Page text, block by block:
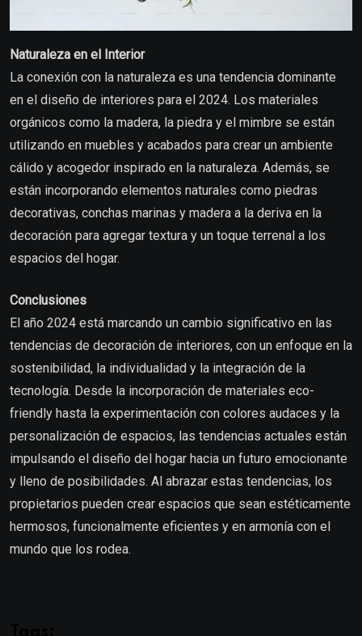
Naturaleza en el Interior
La conexión con la naturaleza es una tendencia dominante
en el diseño de interiores para el 2024. Los materiales
orgánicos como la madera, la piedra y el mimbre se están
utilizando en muebles y acabados para crear un ambiente
cálido y acogedor inspirado en la naturaleza. Además, se
están incorporando elementos naturales como piedras
decorativas, conchas marinas y madera a la deriva en la
decoración para agregar textura y un toque terrenal a los
espacios del hogar.
Conclusiones
El año 2024 está marcando un cambio significativo en las
tendencias de decoración de interiores, con un enfoque en la
sostenibilidad, la individualidad y la integración de la
tecnología. Desde la incorporación de materiales eco-
friendly hasta la experimentación con colores audaces y la
personalización de espacios, las tendencias actuales están
impulsando el diseño del hogar hacia un futuro emocionante
y lleno de posibilidades. Al abrazar estas tendencias, los
propietarios pueden crear espacios que sean estéticamente
hermosos, funcionalmente eficientes y en armonía con el
mundo que los rodea.